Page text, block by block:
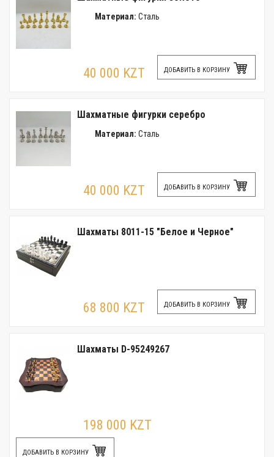
Материал: Сталь
40 000 KZT ДОБАВИТЬ В КОРЗИНУ
Шахматные фигурки серебро
Материал: Сталь
40 000 KZT ДОБАВИТЬ В КОРЗИНУ
Шахматы 8011-15 "Белое и Черное"
68 800 KZT ДОБАВИТЬ В КОРЗИНУ
Шахматы D-95249267
198 000 KZT
ДОБАВИТЬ В КОРЗИНУ